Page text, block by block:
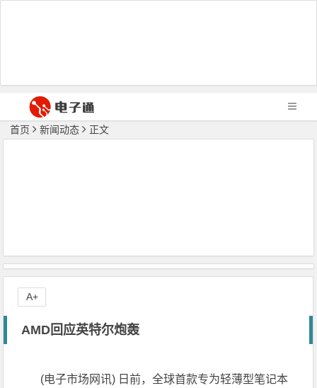
首页 新闻动态 正文
AMD回应英特尔炮轰
(电子市场网讯) 日前，全球首款专为轻薄型笔记本
A+